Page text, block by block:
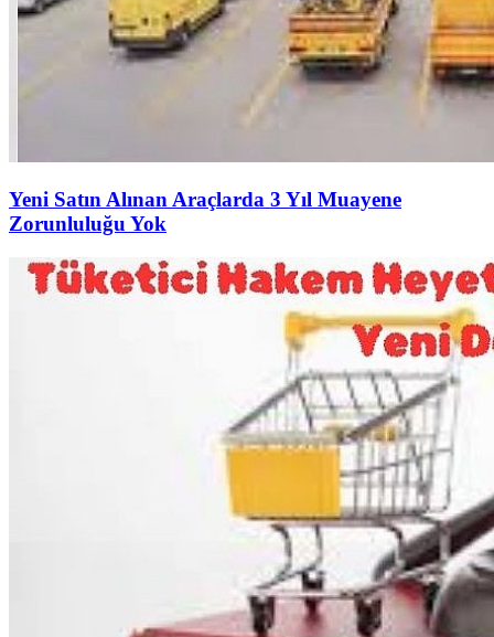
Yeni Satın Alınan Araçlarda 3 Yıl Muayene
Zorunluluğu Yok